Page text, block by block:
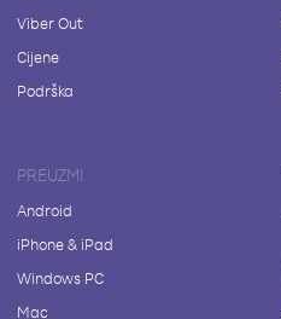
Viber Out
Cijene
Podrška
PREUZMI
Android
iPhone & iPad
Windows PC
Mac